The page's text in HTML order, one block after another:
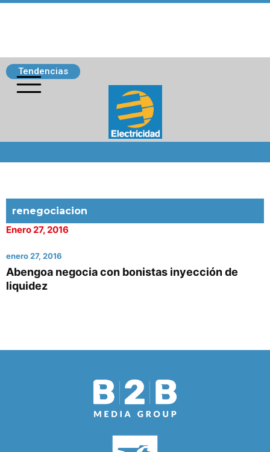
Tendencias
renegociacion
Enero 27, 2016
enero 27, 2016
Abengoa negocia con bonistas inyección de
liquidez